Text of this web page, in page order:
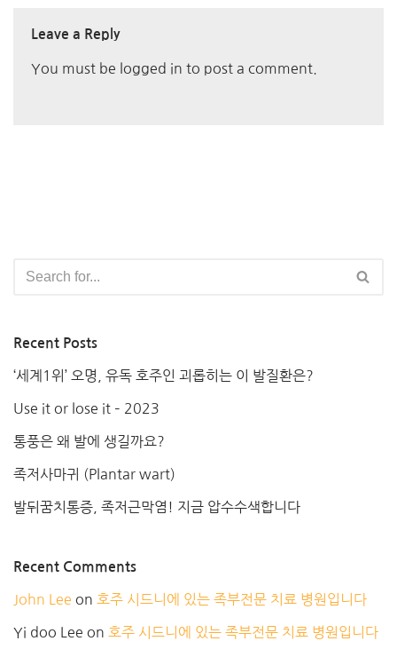
Leave a Reply
You must be logged in to post a comment.
Recent Posts
‘세계1위’ 오명, 유독 호주인 괴롭히는 이 발질환은?
Use it or lose it – 2023
통풍은 왜 발에 생길까요?
족저사마귀 (Plantar wart)
발뒤꿈치통증, 족저근막염! 지금 압수수색합니다
Recent Comments
John Lee on 호주 시드니에 있는 족부전문 치료 병원입니다
Yi doo Lee on 호주 시드니에 있는 족부전문 치료 병원입니다